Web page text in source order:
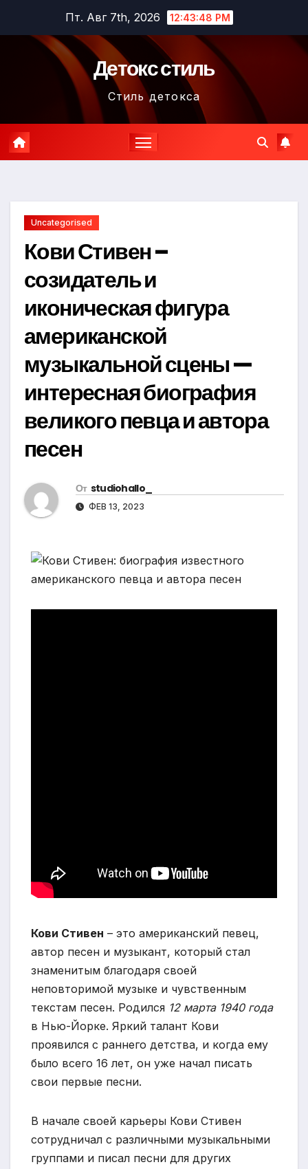
содержимому
Пт. Авг 7th, 2026 12:43:49 PM
Детокс стиль
Стиль детокса
Uncategorised
Кови Стивен –
созидатель и
иконическая фигура
американской
музыкальной сцены —
интересная биография
великого певца и автора
песен
От studiohallo_
ФЕВ 13, 2023
Кови Стивен – это американский певец,
автор песен и музыкант, который стал
знаменитым благодаря своей
неповторимой музыке и чувственным
текстам песен. Родился 12 марта 1940 года
в Нью-Йорке. Яркий талант Кови
проявился с раннего детства, и когда ему
было всего 16 лет, он уже начал писать
свои первые песни.
В начале своей карьеры Кови Стивен
сотрудничал с различными музыкальными
группами и писал песни для других